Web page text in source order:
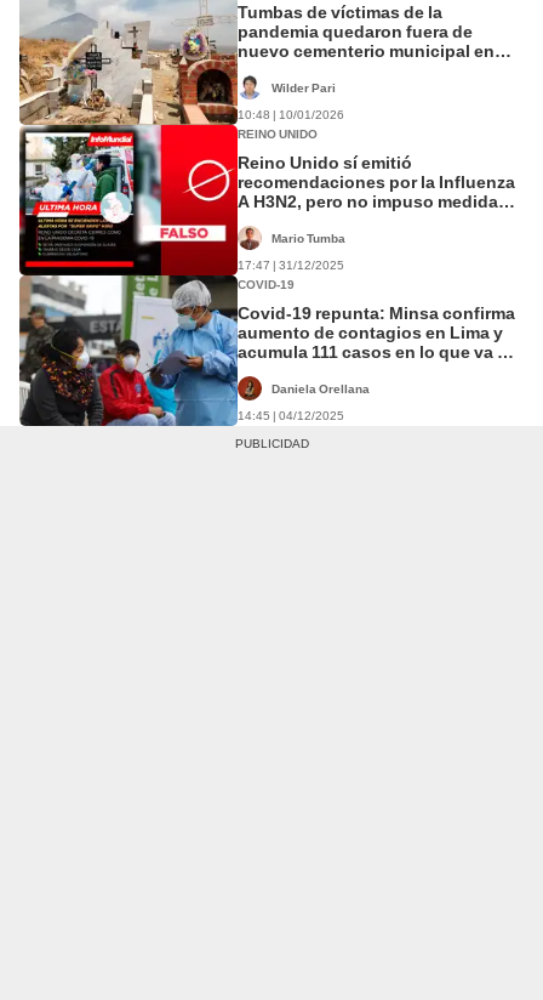
Tumbas de víctimas de la
pandemia quedaron fuera de
nuevo cementerio municipal en
Wilder Pari
10:48 | 10/01/2026
REINO UNIDO
Reino Unido sí emitió
recomendaciones por la Influenza
A H3N2, pero no impuso medidas
de la COVID-19
Mario Tumba
17:47 | 31/12/2025
COVID-19
Covid-19 repunta: Minsa confirma
aumento de contagios en Lima y
acumula 111 casos en lo que va de
Daniela Orellana
14:45 | 04/12/2025